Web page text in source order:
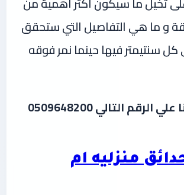
و ما هي التفاصيل التي ستحقق
كل سنتيمتر فيها حينما نمر فوقه
الرقم التالي 0509648200
منزليه ام